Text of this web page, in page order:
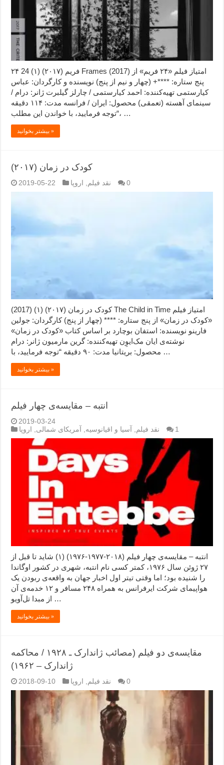
۲۴ فریم (۲۰۱۷) (۱) 24 Frames (2017) امتیاز فیلم «۲۴ فریم» از
پنج ستاره: ****+ (چهار و نیم از پنج) نویسنده و کارگردان: عباس
کیارستمی تهیه‌کننده: احمد کیارستمی / چارلز گیلبرت ژانر: درام /
سینمای آهسته (تعمقی) محصول: ایران / فرانسه مدت: ۱۱۴ دقیقه
“توجه فرمایید،‌ با خواندن این مطلب، …
بیشتر بخوانید »
کودک در زمان (۲۰۱۷)
2019-05-22 نقد فیلم اروپا 0
کودک در زمان (۲۰۱۷) (۱) (2017) The Child in Time امتیاز فیلم
«کودک در زمان» از پنج ستاره: **** (چهار از پنج) کارگردان: جولین
فارینو نویسنده: استفان بوچارد بر اساس کتاب «کودک در زمان»
نوشته‌ی ایان مک‌ایوِن تهیه‌کننده: گرین مارمیون ژانر: درام
محصول: بریتانیا مدت: ۹۰ دقیقه “توجه فرمایید،‌ با …
بیشتر بخوانید »
انتبه – مقایسه‌ی چهار فیلم
2019-03-24
نقد فیلم, آسیا و اقیانوسیه, آمریکای شمالی, اروپا 1
انتبه – مقایسه‌ی چهار فیلم (۲۰۱۸-۱۹۷۷-۱۹۷۶) (۱) شاید تا قبل از
۲۷ ژوئن سال ۱۹۷۶، کمتر کسی نام انتبه، شهری در کشور اوگاندا
را شنیده بود؛ اما وقتی تیتر اول اخبار جهان به واقعه‌ی ربودن یک
هواپیمای شرکت ایرفرانس به همراه ۲۴۸ مسافر و ۱۲ خدمه‌ی آن
از مبدا تل‌آویو …
بیشتر بخوانید »
مقایسه‌ی دو فیلم (مصائب ژاندارک ـ ۱۹۲۸ / محاکمه
ژاندارک – ۱۹۶۲)
2018-09-10 نقد فیلم اروپا 0